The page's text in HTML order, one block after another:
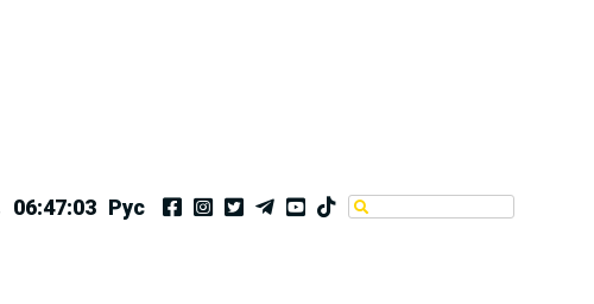
06:47:03 Рус